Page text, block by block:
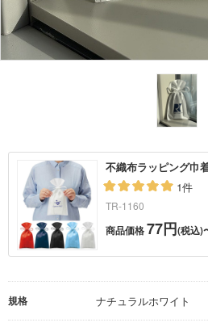
不織布ラッピング巾
1件
TR-1160
商品価格77円(税込)
規格 ナチュラルホワイト